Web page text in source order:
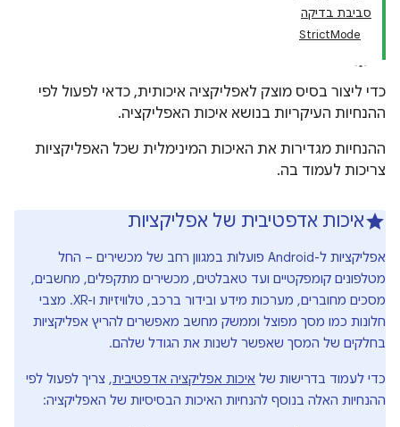
סביבת בדיקה
StrictMode
כדי ליצור בסיס מוצק לאפליקציה איכותית, כדאי לפעול לפי
ההנחיות העיקריות בנושא איכות האפליקציה.
ההנחיות מגדירות את האיכות המינימלית שכל האפליקציות
צריכות לעמוד בה.
איכות אדפטיבית של אפליקציות
אפליקציות ל-Android פועלות במגוון רחב של מכשירים – החל
מטלפונים קומפקטיים ועד טאבלטים, מכשירים מתקפלים, מחשבים,
מסכים מחוברים, מערכות מידע ובידור ברכב, טלוויזיות ו-XR. מצבי
חלונות כמו מסך מפוצל וממשק מחשב מאפשרים להריץ אפליקציות
בחלקים של המסך שאפשר לשנות את הגודל שלהם.
כדי לעמוד בדרישות של איכות אפליקציה אדפטיבית, צריך לפעול לפי
ההנחיות האלה בנוסף להנחיות האיכות הבסיסיות של האפליקציה: